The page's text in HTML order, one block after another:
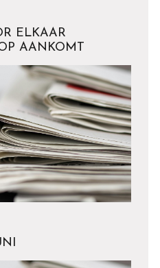
ELKAAR
AANKOMT